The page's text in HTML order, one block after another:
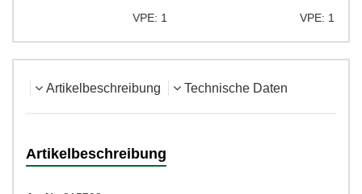
Artikelbeschreibung Technische Daten
Artikelbeschreibung